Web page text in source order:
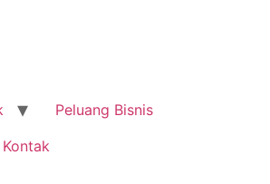
Peluang Bisnis
Kontak